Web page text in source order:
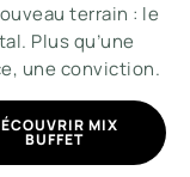
terrain : le
Plus qu’une
une conviction.
MIX
BUFFET